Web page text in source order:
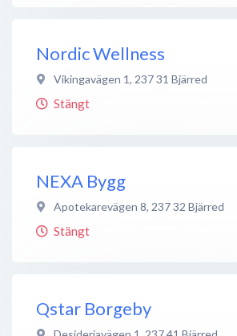
Nordic Wellness
Vikingavägen 1, 237 31 Bjärred
Stängt
NEXA Bygg
Apotekarevägen 8, 237 32 Bjärred
Stängt
Qstar Borgeby